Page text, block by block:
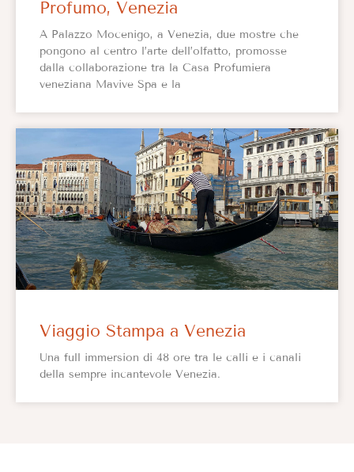
Profumo, Venezia
A Palazzo Mocenigo, a Venezia, due mostre che
pongono al centro l’arte dell’olfatto, promosse
dalla collaborazione tra la Casa Profumiera
veneziana Mavive Spa e la
Viaggio Stampa a Venezia
Una full immersion di 48 ore tra le calli e i canali
della sempre incantevole Venezia.